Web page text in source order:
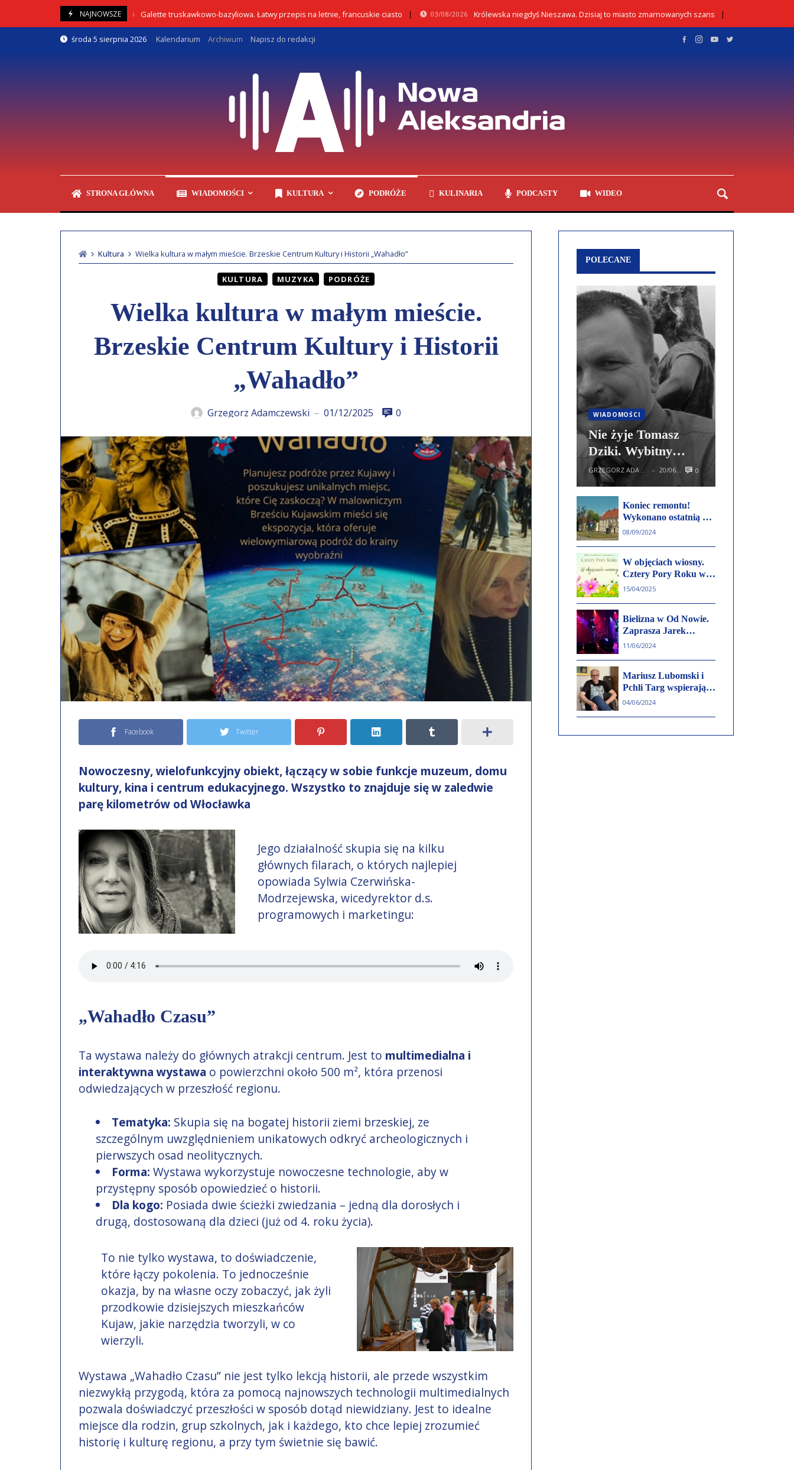
content
NAJNOWSZE
05/08/2026 Galette truskawkowo-bazyliowa. Łatwy przepis na letnie, francuskie ciasto 03/08/2026 Królewska niegdyś Nieszawa. Dzisiaj to miasto zmarnowanych szans 02/08/2026
środa 5 sierpnia 2026 Kalendarium Archiwum Napisz do redakcji
STRONA GŁÓWNA WIADOMOŚCI KULTURA PODRÓŻE KULINARIA PODCASTY WIDEO
Kultura Wielka kultura w małym mieście. Brzeskie Centrum Kultury i Historii „Wahadło”
KULTURA MUZYKA PODRÓŻE
Wielka kultura w małym mieście.
Brzeskie Centrum Kultury i Historii
„Wahadło”
Grzegorz Adamczewski — 01/12/2025 0
Facebook Twitter
Nowoczesny, wielofunkcyjny obiekt, łączący w sobie funkcje muzeum, domu
kultury, kina i centrum edukacyjnego. Wszystko to znajduje się w zaledwie
parę kilometrów od Włocławka
Jego działalność skupia się na kilku
głównych filarach, o których najlepiej
opowiada Sylwia Czerwińska-
Modrzejewska, wicedyrektor d.s.
programowych i marketingu:
„Wahadło Czasu”
Ta wystawa należy do głównych atrakcji centrum. Jest to multimedialna i
interaktywna wystawa o powierzchni około 500 m², która przenosi
odwiedzających w przeszłość regionu.
Tematyka: Skupia się na bogatej historii ziemi brzeskiej, ze
szczególnym uwzględnieniem unikatowych odkryć archeologicznych i
pierwszych osad neolitycznych.
Forma: Wystawa wykorzystuje nowoczesne technologie, aby w
przystępny sposób opowiedzieć o historii.
Dla kogo: Posiada dwie ścieżki zwiedzania – jedną dla dorosłych i
drugą, dostosowaną dla dzieci (już od 4. roku życia).
To nie tylko wystawa, to doświadczenie,
które łączy pokolenia. To jednocześnie
okazja, by na własne oczy zobaczyć, jak żyli
przodkowie dzisiejszych mieszkańców
Kujaw, jakie narzędzia tworzyli, w co
wierzyli.
Wystawa „Wahadło Czasu” nie jest tylko lekcją historii, ale przede wszystkim
niezwykłą przygodą, która za pomocą najnowszych technologii multimedialnych
pozwala doświadczyć przeszłości w sposób dotąd niewidziany. Jest to idealne
miejsce dla rodzin, grup szkolnych, jak i każdego, kto chce lepiej zrozumieć
historię i kulturę regionu, a przy tym świetnie się bawić.
POLECANE
WIADOMOŚCI
Nie żyje Tomasz
Dziki. Wybitny
regionalista, znawca
Kujaw, Kustos...
GRZEGORZ ADAMCZEWSKI — 20/06/2024 0
Koniec remontu!
Wykonano ostatnią z
zaplanowanych
komunalnych przy
ulicy Hożej w
Aleksandrowie
08/09/2024
W objęciach wiosny.
Cztery Pory Roku w
Teatrze Letnim w
15/04/2025
Bielizna w Od Nowie.
Zaprasza Jarek
Janiszewski
11/06/2024
Mariusz Lubomski i
Pchli Targ wspierają
ofiary wojny. Wielka
04/06/2024